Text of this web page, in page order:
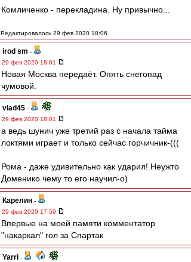
Комличенко - перекладина. Ну привычно...
Редактировалось 29 фев 2020 18:06
irod sm -
29 фев 2020 18:01
Новая Москва передаёт. Опять снегопад
чумовой.
vlad45 -
29 фев 2020 18:01
а ведь шунич уже третий раз с начала тайма
локтями играет и только сейчас горчичник-(((
Рома - даже удивительно как ударил! Неужто
Доменико чему то его научил-о)
Карелин -
29 фев 2020 17:59
Впервые на моей памяти комментатор
"накаркал" гол за Спартак
Yarri -